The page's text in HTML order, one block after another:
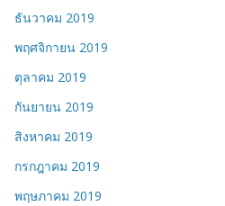
ธันวาคม 2019
พฤศจิกายน 2019
ตุลาคม 2019
กันยายน 2019
สิงหาคม 2019
กรกฎาคม 2019
พฤษภาคม 2019